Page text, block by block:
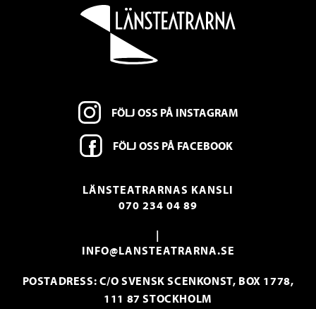
FÖLJ OSS PÅ INSTAGRAM
FÖLJ OSS PÅ FACEBOOK
LÄNSTEATRARNAS KANSLI
070 234 04 89
|
INFO@LANSTEATRARNA.SE
POSTADRESS: C/O SVENSK SCENKONST, BOX 1778,
111 87 STOCKHOLM